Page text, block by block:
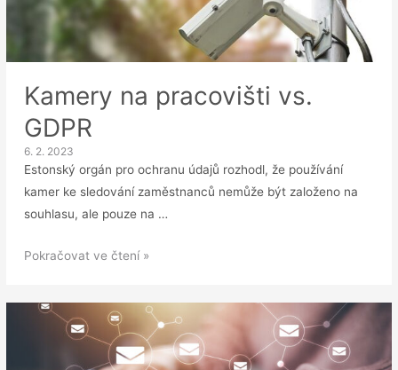
Kamery na pracovišti vs.
GDPR
6. 2. 2023
Estonský orgán pro ochranu údajů rozhodl, že používání
kamer ke sledování zaměstnanců nemůže být založeno na
souhlasu, ale pouze na …
Kamery
Pokračovat ve čtení »